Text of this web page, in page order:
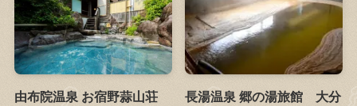
由布院温泉 お宿野蒜山荘
長湯温泉 郷の湯旅館 大分